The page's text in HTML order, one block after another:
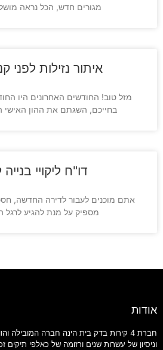
מגורים חדש, הכל נראה
איתור נזילות לפני
מזל טוב! החודשים האחרונים היו
בחייכם, השגתם את ההון
דו"ח ליקויי
אתם מוכנים לעבור לדירה החדשה,
מספיק על מנת להגיע לרגל
אודות
חברת 4 קירות בדק בית הינה חברה המובילה
וניסיון של עשרות שנים ורזומה של כאלפי תיקים